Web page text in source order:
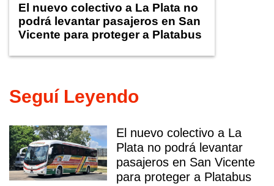
El nuevo colectivo a La Plata no
podrá levantar pasajeros en San
Vicente para proteger a Platabus
Seguí Leyendo
El nuevo colectivo a La
Plata no podrá levantar
pasajeros en San Vicente
para proteger a Platabus